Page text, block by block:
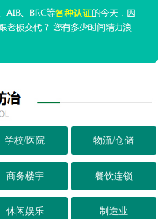
学校/医院 物流/仓储
商务楼宇 餐饮连锁
休闲娱乐 制造业